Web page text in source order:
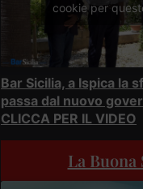
cookie per
Bar Sicilia, a Ispica la
passa dal nuovo
CLICCA PER IL VIDEO
La Buona